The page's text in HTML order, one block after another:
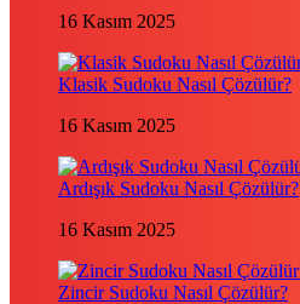
16 Kasım 2025
Klasik Sudoku Nasıl Çözülür?
16 Kasım 2025
Ardışık Sudoku Nasıl Çözülür?
16 Kasım 2025
Zincir Sudoku Nasıl Çözülür?